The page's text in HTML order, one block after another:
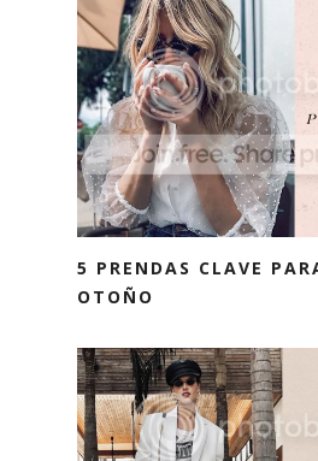
5 PRENDAS CLAVE
OTOÑO